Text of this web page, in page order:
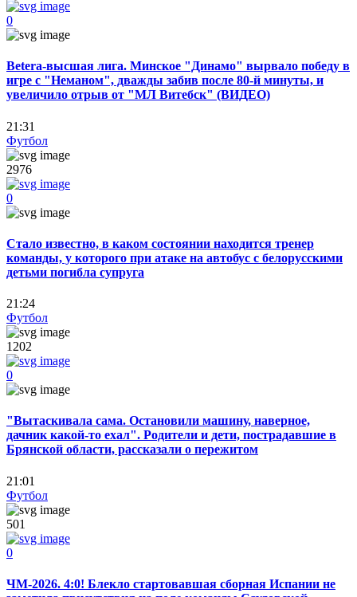
0
Betera-высшая лига. Минское "Динамо" вырвало победу в
игре с "Неманом", дважды забив после 80-й минуты, и
увеличило отрыв от "МЛ Витебск" (ВИДЕО)
21:31
Футбол
2976
0
Стало известно, в каком состоянии находится тренер
команды, у которого при атаке на автобус с белорусскими
детьми погибла супруга
21:24
Футбол
1202
0
"Вытаскивала сама. Остановили машину, наверное,
дачник какой-то ехал". Родители и дети, пострадавшие в
Брянской области, рассказали о пережитом
21:01
Футбол
501
0
ЧМ-2026. 4:0! Блекло стартовавшая сборная Испании не